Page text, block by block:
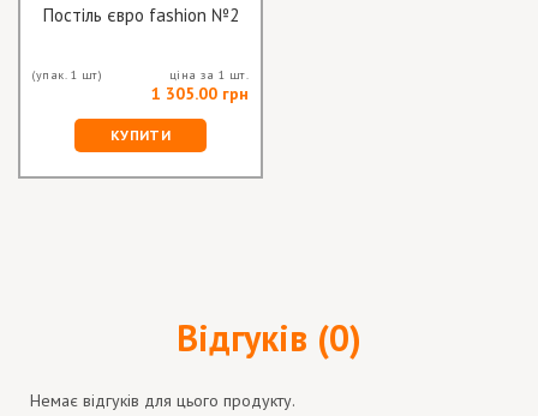
Постіль євро fashion №2
(упак. 1 шт) ціна за 1 шт.
1 305.00 грн
КУПИТИ
Відгуків (0)
Немає відгуків для цього продукту.